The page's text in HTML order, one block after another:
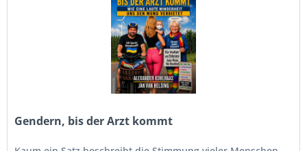
Gendern, bis der Arzt kommt